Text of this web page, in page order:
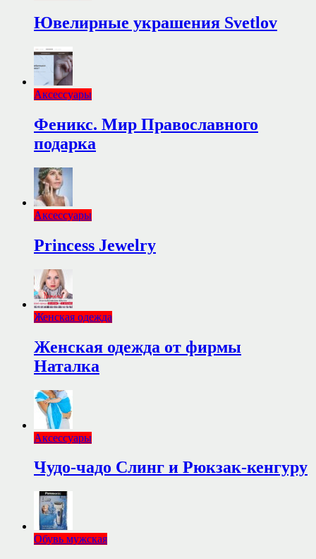
Ювелирные украшения Svetlov
Аксессуары
Феникс. Мир Православного
подарка
Аксессуары
Princess Jewelry
Женская одежда
Женская одежда от фирмы
Наталка
Аксессуары
Чудо-чадо Слинг и Рюкзак-кенгуру
Обувь мужская